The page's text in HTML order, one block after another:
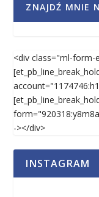
ZNAJDŹ MNIE
<div class="ml-form-
-></div>
INSTAGRAM